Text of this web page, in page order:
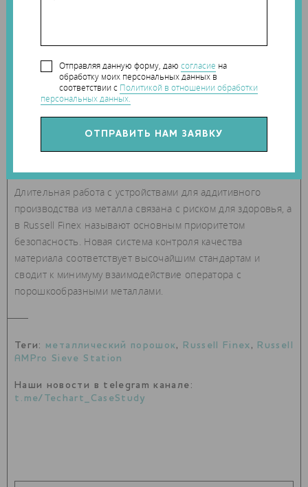
Отправляя данную форму, даюсогласие на
обработку моих персональных данных в
соответствии с Политикой в отношении обработки
персональных данных.
Длительная работа с устройствами для аддитивного
производства из металла связана с риском для здоровья, а
в Russell Finex называют основным приоритетом
безопасность. Новая система контроля качества
материала соответствует высочайшим стандартам и
сводит к минимуму взаимодействие оператора с
порошкообразными металлами.
Теги: металлический порошок , Russell Finex ,
Russell
AMPro Sieve Station
Наши новости в telegram канале:
t.me/Techart_CaseStudy